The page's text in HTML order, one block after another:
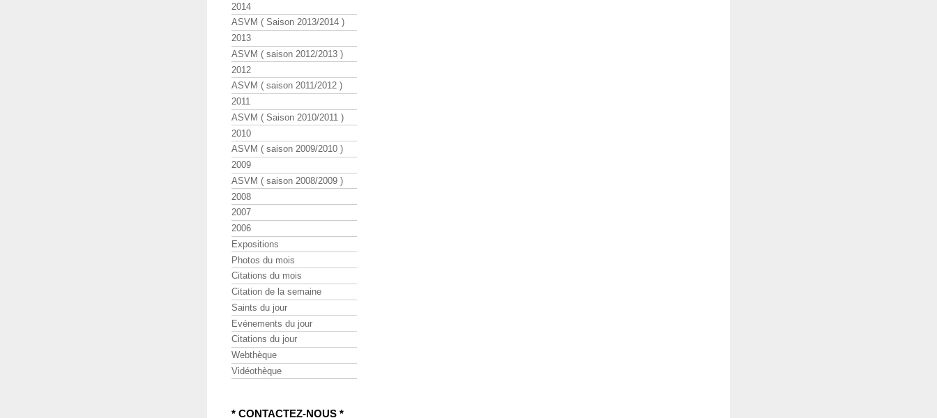
2014
ASVM ( Saison 2013/2014 )
2013
ASVM ( saison 2012/2013 )
2012
ASVM ( saison 2011/2012 )
2011
ASVM ( Saison 2010/2011 )
2010
ASVM ( saison 2009/2010 )
2009
ASVM ( saison 2008/2009 )
2008
2007
2006
Expositions
Photos du mois
Citations du mois
Citation de la semaine
Saints du jour
Evénements du jour
Citations du jour
Webthèque
Vidéothèque
* CONTACTEZ-NOUS *